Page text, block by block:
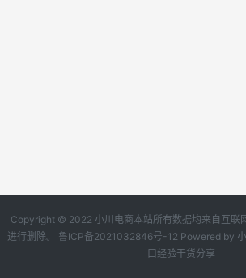
Copyright © 2022 小川电商本站所有数据均来自互联
进行删除。 鲁ICP备2021032846号-12 Powered by
口经验干货分享